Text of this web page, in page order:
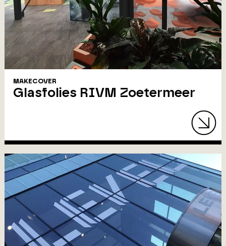
MAKECOVER
Glasfolies RIVM Zoetermeer